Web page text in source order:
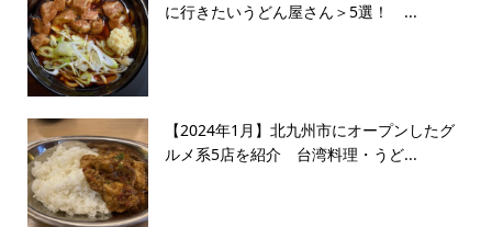
に行きたいうどん屋さん＞5選！ ...
【2024年1月】北九州市にオープンしたグ
ルメ系5店を紹介 台湾料理・うど...